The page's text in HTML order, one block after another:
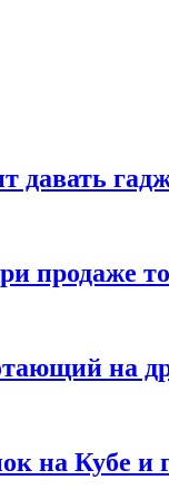
давать
продаже
на
Кубе и